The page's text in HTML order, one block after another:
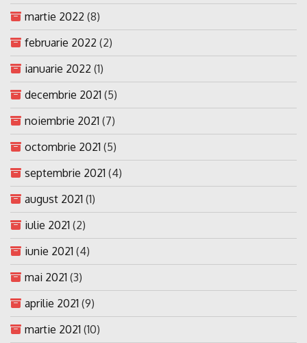
martie 2022 (8)
februarie 2022 (2)
ianuarie 2022 (1)
decembrie 2021 (5)
noiembrie 2021 (7)
octombrie 2021 (5)
septembrie 2021 (4)
august 2021 (1)
iulie 2021 (2)
iunie 2021 (4)
mai 2021 (3)
aprilie 2021 (9)
martie 2021 (10)